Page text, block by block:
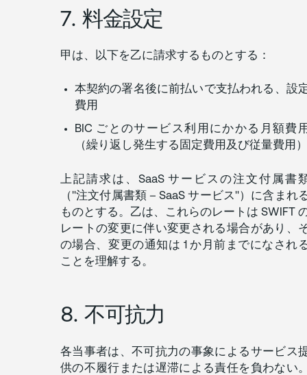
7. 料金設定
甲は、以下を乙に請求するものとする：
本契約の署名後に前払いで支払われる、設
費用
BIC ごとのサービス利用にかかる月額費
（繰り返し発生する固定費用及び従量費用）
上記請求は、SaaS サービスの注文付属書
（"注文付属書類 – SaaS サービス"）に含まれ
ものとする。乙は、これらのレートは SWIFT
レートの変更に伴い変更される場合があり、
の場合、変更の通知は 1 か月前までになされ
ことを理解する。
8. 不可抗力
各当事者は、不可抗力の事象によるサービス
供の不履行または遅滞による責任を負わない